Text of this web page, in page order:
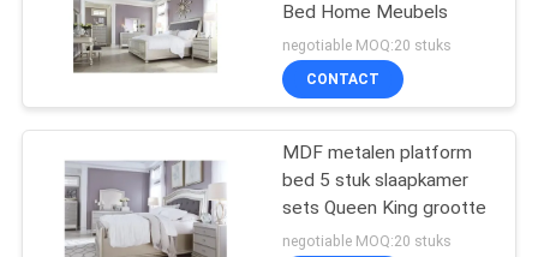
hollywood spiegel
Bed Home Meubels
negotiable MOQ:20 stuks
CONTACT
MDF metalen platform
bed 5 stuk slaapkamer
sets Queen King grootte
negotiable MOQ:20 stuks